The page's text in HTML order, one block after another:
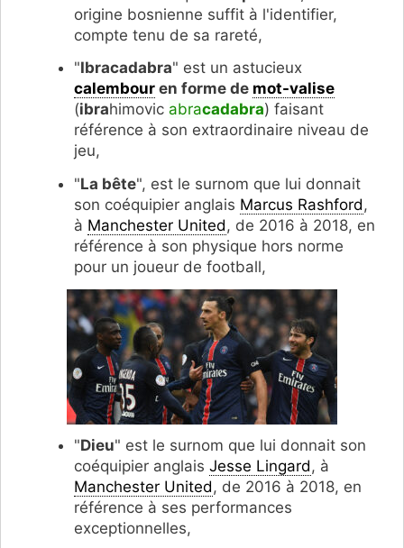
origine bosnienne suffit à l'identifier,
compte tenu de sa rareté,
"Ibracadabra" est un astucieux
calembour en forme de mot-valise
(ibrahimovic abracadabra) faisant
référence à son extraordinaire niveau de
jeu,
"La bête", est le surnom que lui donnait
son coéquipier anglais Marcus Rashford ,
à Manchester United , de 2016 à 2018, en
référence à son physique hors norme
pour un joueur de football,
"Dieu" est le surnom que lui donnait son
coéquipier anglais Jesse Lingard, à
Manchester United, de 2016 à 2018, en
référence à ses performances
exceptionnelles,